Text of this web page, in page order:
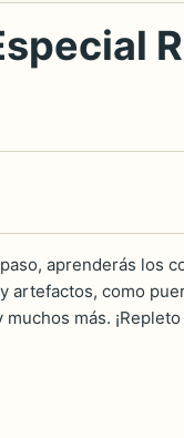
aprenderás los
artefactos, como
más.